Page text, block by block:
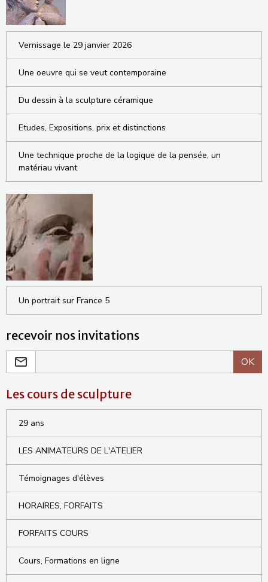
Vernissage le 29 janvier 2026
Une oeuvre qui se veut contemporaine
Du dessin à la sculpture céramique
Etudes, Expositions, prix et distinctions
Une technique proche de la logique de la pensée, un
matériau vivant
Un portrait sur France 5
recevoir nos invitations
OK
Les cours de sculpture
29 ans
LES ANIMATEURS DE L'ATELIER
Témoignages d'élèves
HORAIRES, FORFAITS
FORFAITS COURS
Cours, Formations en ligne